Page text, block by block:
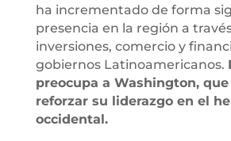
ha incrementado de forma
presencia en la región a
inversiones, comercio y
gobiernos Latinoamericanos.
preocupa a Washington, que
reforzar su liderazgo en el
occidental.